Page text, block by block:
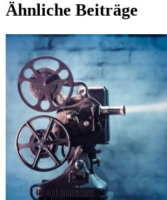
Ähnliche Beiträge